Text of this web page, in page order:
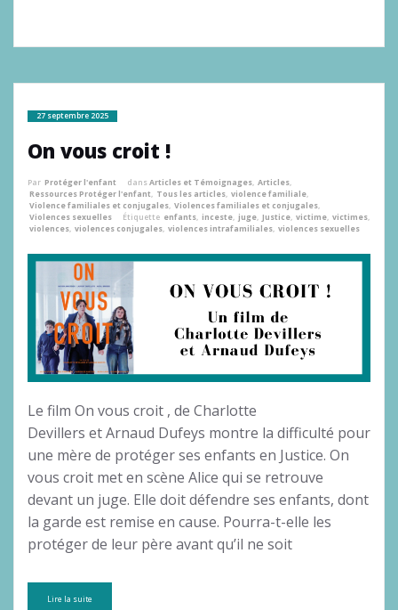
27 septembre 2025
On vous croit !
Par Protéger l'enfant dansArticles et Témoignages, Articles,
Ressources Protéger l'enfant, Tous les articles, violence familiale,
Violence familiales et conjugales, Violences familiales et conjugales,
Violences sexuelles
Étiquette enfants, inceste, juge, Justice, victime, victimes,
violences, violences conjugales, violences intrafamiliales, violences sexuelles
Le film On vous croit , de Charlotte
Devillers et Arnaud Dufeys montre la difficulté pour
une mère de protéger ses enfants en Justice. On
vous croit met en scène Alice qui se retrouve
devant un juge. Elle doit défendre ses enfants, dont
la garde est remise en cause. Pourra-t-elle les
protéger de leur père avant qu’il ne soit
Lire la suite